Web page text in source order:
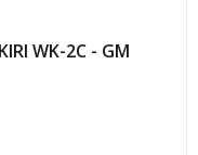
WK-2C - GM